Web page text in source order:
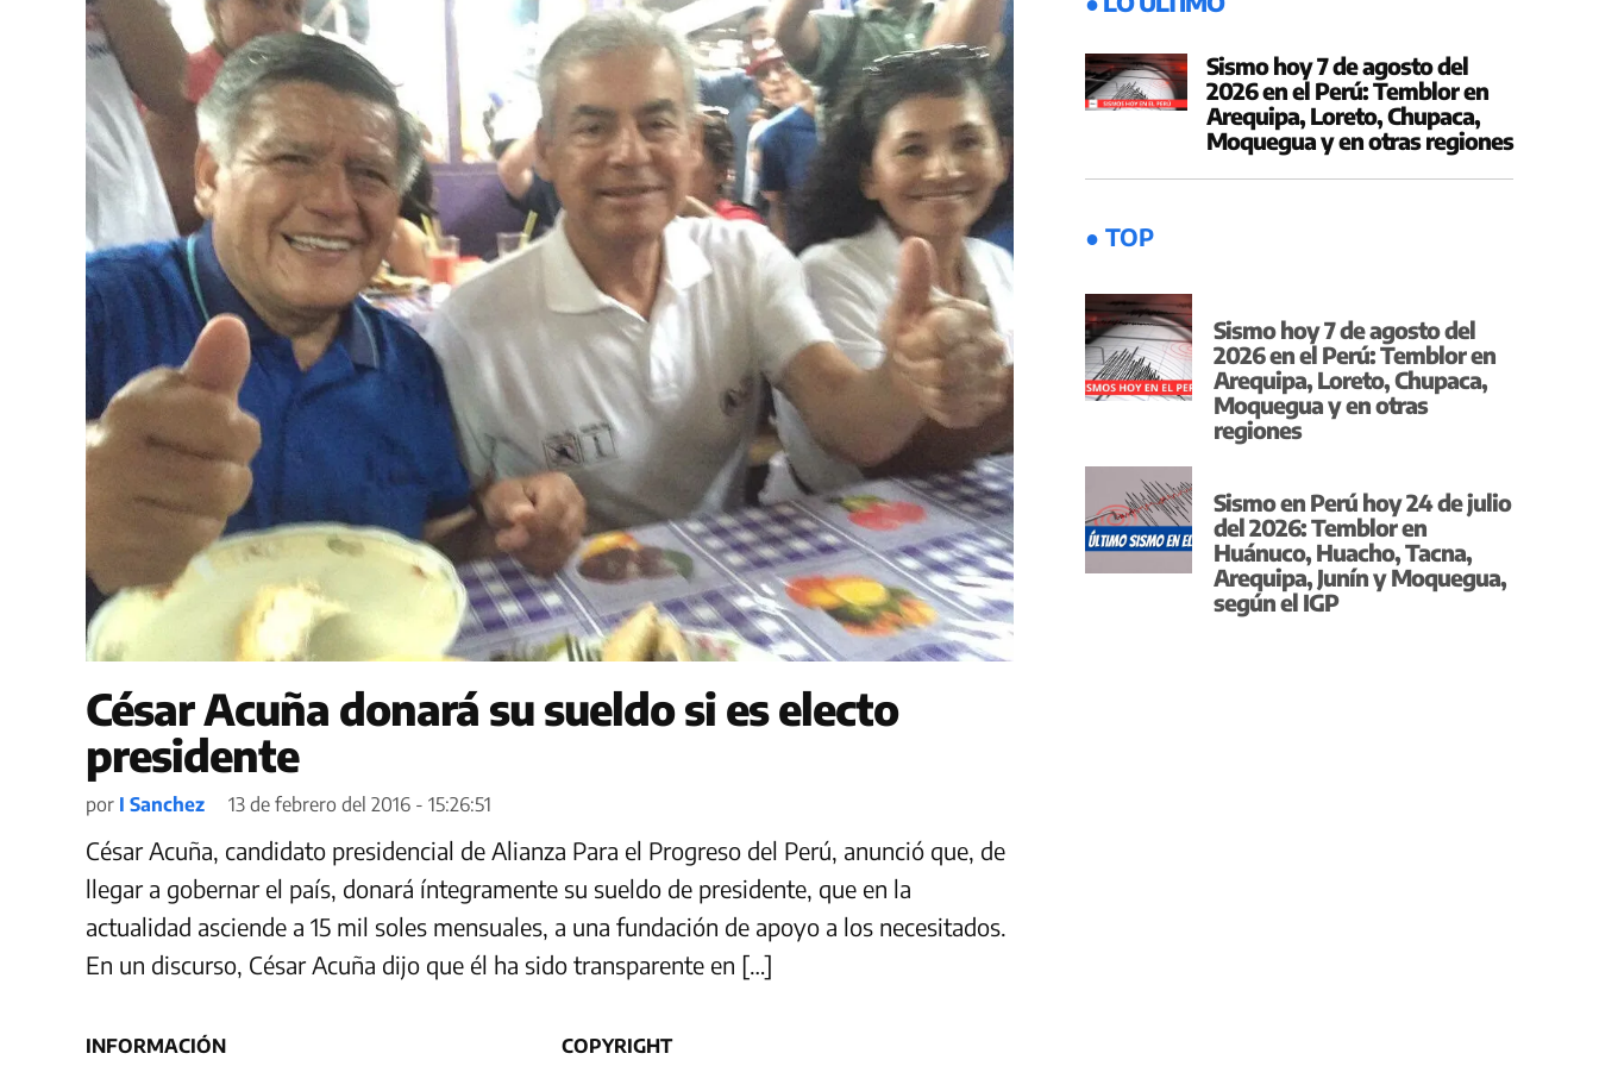
César Acuña donará su sueldo si es electo
presidente
por I Sanchez 13 de febrero del 2016 - 15:26:51
César Acuña, candidato presidencial de Alianza Para el Progreso del Perú, anunció que, de
llegar a gobernar el país, donará íntegramente su sueldo de presidente, que en la
actualidad asciende a 15 mil soles mensuales, a una fundación de apoyo a los necesitados.
En un discurso, César Acuña dijo que él ha sido transparente en […]
Sismo hoy 7 de agosto del
2026 en el Perú: Temblor en
Arequipa, Loreto, Chupaca,
Moquegua y en otras regiones
● TOP
Sismo hoy 7 de agosto del
2026 en el Perú: Temblor en
Arequipa, Loreto, Chupaca,
Moquegua y en otras
regiones
Sismo en Perú hoy 24 de julio
del 2026: Temblor en
Huánuco, Huacho, Tacna,
Arequipa, Junín y Moquegua,
según el IGP
INFORMACIÓN COPYRIGHT